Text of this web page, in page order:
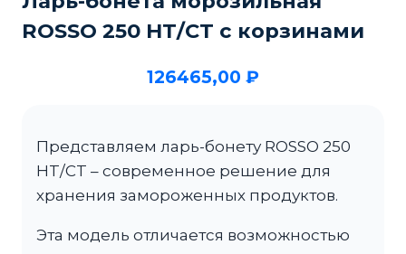
ROSSO 250 HT/CT с корзинами
126465,00 ₽
Представляем ларь-бонету ROSSO 250
HT/CT – современное решение для
хранения замороженных продуктов.
Эта модель отличается возможностью